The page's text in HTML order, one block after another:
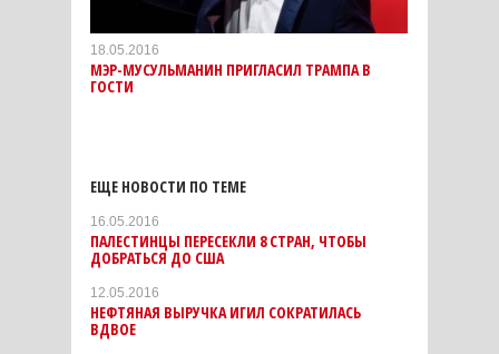
18.05.2016
МЭР-МУСУЛЬМАНИН ПРИГЛАСИЛ ТРАМПА В
ГОСТИ
ЕЩЕ НОВОСТИ ПО ТЕМЕ
16.05.2016
ПАЛЕСТИНЦЫ ПЕРЕСЕКЛИ 8 СТРАН, ЧТОБЫ
ДОБРАТЬСЯ ДО США
12.05.2016
НЕФТЯНАЯ ВЫРУЧКА ИГИЛ СОКРАТИЛАСЬ
ВДВОЕ